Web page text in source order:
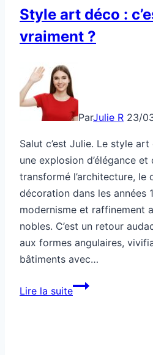
Style art déco :
vraiment ?
ParJulie R 23/
Salut c’est Julie. Le style
une explosion d’élégance
transformé l’architecture, le
décoration dans les années
modernisme et raffinement
nobles. C’est un retour
aux formes angulaires,
bâtiments avec…
Lire la suiteStyle